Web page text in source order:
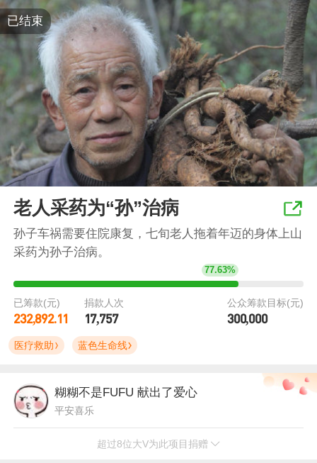
已结束
老人采药为“孙”治病
孙子车祸需要住院康复，七旬老人拖着年迈的身体上山
采药为孙子治病。
77.63%
已筹款(元)
232,892.11
捐款人次
17,757
公众筹款目标(元)
300,000
医疗救助 蓝色生命线
糊糊不是FUFU 献出了爱心
平安喜乐
胖大夫潘慧献出了爱心
超过8位大V为此项目捐赠